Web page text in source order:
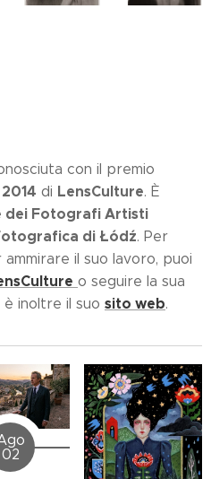
con il premio
di LensCulture. È
dei Fotografi Artisti
di Łódź. Per
il suo lavoro, puoi
o seguire la sua
è inoltre il suo sito web.
02